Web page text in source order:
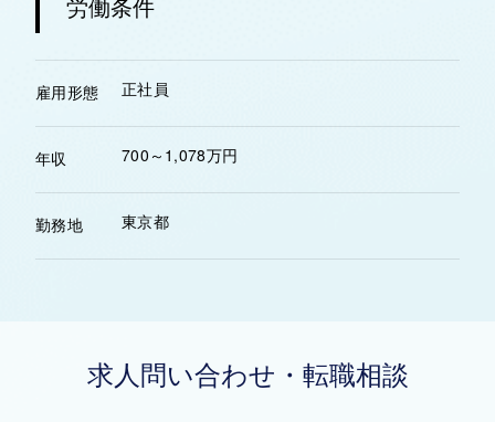
雇用形態 正社員
年収 700～1,078万円
勤務地 東京都
求人問い合わせ・転職相談